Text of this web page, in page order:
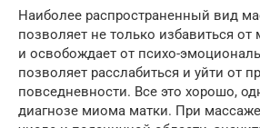
Наиболее распространенный вид
позволяет не только избавиться
и освобождает от психо-
позволяет расслабиться и уйти от
повседневности. Все это хорошо,
диагнозе миома матки. При